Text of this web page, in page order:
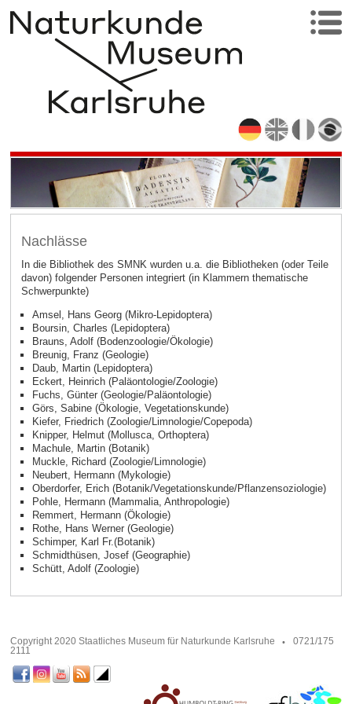
Nachlässe
In die Bibliothek des SMNK wurden u.a. die Bibliotheken (oder Teile
davon) folgender Personen integriert (in Klammern thematische
Schwerpunkte)
Amsel, Hans Georg (Mikro-Lepidoptera)
Boursin, Charles (Lepidoptera)
Brauns, Adolf (Bodenzoologie/Ökologie)
Breunig, Franz (Geologie)
Daub, Martin (Lepidoptera)
Eckert, Heinrich (Paläontologie/Zoologie)
Fuchs, Günter (Geologie/Paläontologie)
Görs, Sabine (Ökologie, Vegetationskunde)
Kiefer, Friedrich (Zoologie/Limnologie/Copepoda)
Knipper, Helmut (Mollusca, Orthoptera)
Machule, Martin (Botanik)
Muckle, Richard (Zoologie/Limnologie)
Neubert, Hermann (Mykologie)
Oberdorfer, Erich (Botanik/Vegetationskunde/Pflanzensoziologie)
Pohle, Hermann (Mammalia, Anthropologie)
Remmert, Hermann (Ökologie)
Rothe, Hans Werner (Geologie)
Schimper, Karl Fr.(Botanik)
Schmidthüsen, Josef (Geographie)
Schütt, Adolf (Zoologie)
Copyright 2020 Staatliches Museum für Naturkunde Karlsruhe
0721/175
2111